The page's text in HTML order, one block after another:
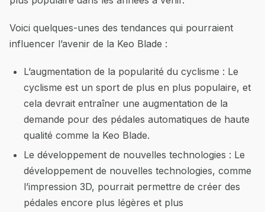
Voici quelques-unes des tendances qui pourraient
influencer l’avenir de la Keo Blade :
L’augmentation de la popularité du cyclisme : Le
cyclisme est un sport de plus en plus populaire, et
cela devrait entraîner une augmentation de la
demande pour des pédales automatiques de haute
qualité comme la Keo Blade.
Le développement de nouvelles technologies : Le
développement de nouvelles technologies, comme
l’impression 3D, pourrait permettre de créer des
pédales encore plus légères et plus